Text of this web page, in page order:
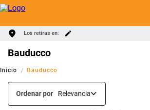
Los retiras en:
Bauducco
Bauducco
Ordenar por Relevancia